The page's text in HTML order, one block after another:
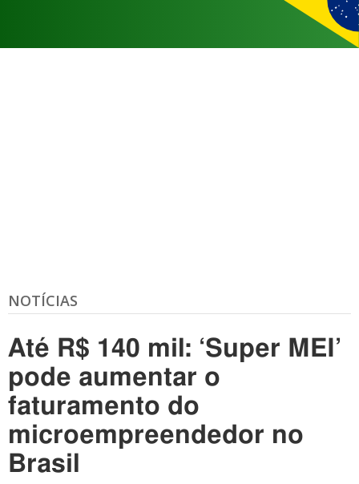
NOTÍCIAS
Até R$ 140 mil: ‘Super MEI’
pode aumentar o
faturamento do
microempreendedor no
Brasil